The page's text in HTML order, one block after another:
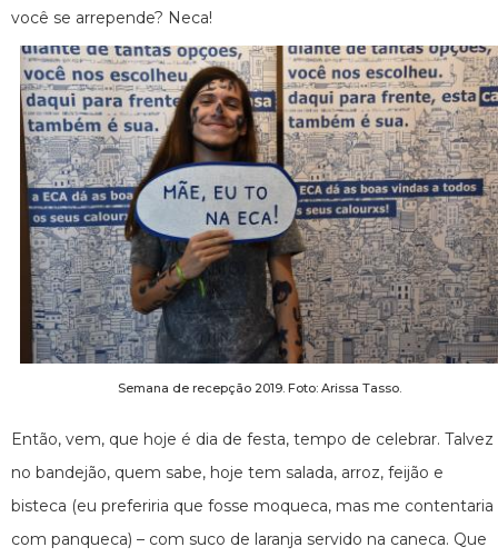
você se arrepende? Neca!
Semana de recepção 2019. Foto: Arissa Tasso.
Então, vem, que hoje é dia de festa, tempo de celebrar. Talvez
no bandejão, quem sabe, hoje tem salada, arroz, feijão e
bisteca (eu preferiria que fosse moqueca, mas me contentaria
com panqueca) – com suco de laranja servido na caneca. Que